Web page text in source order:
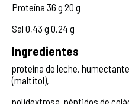
Proteína 36 g 20 g
Sal 0,43 g 0,24 g
Ingredientes
proteína de leche,
(maltitol),
polidextrosa, péptidos de